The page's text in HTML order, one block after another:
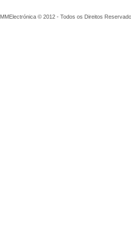
MMElectrónica © 2012 - Todos os Direitos